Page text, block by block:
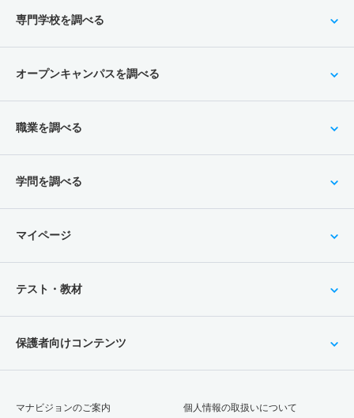
専門学校を調べる
オープンキャンパスを調べる
職業を調べる
学問を調べる
マイページ
テスト・教材
保護者向けコンテンツ
マナビジョンのご案内 個人情報の取扱いについて